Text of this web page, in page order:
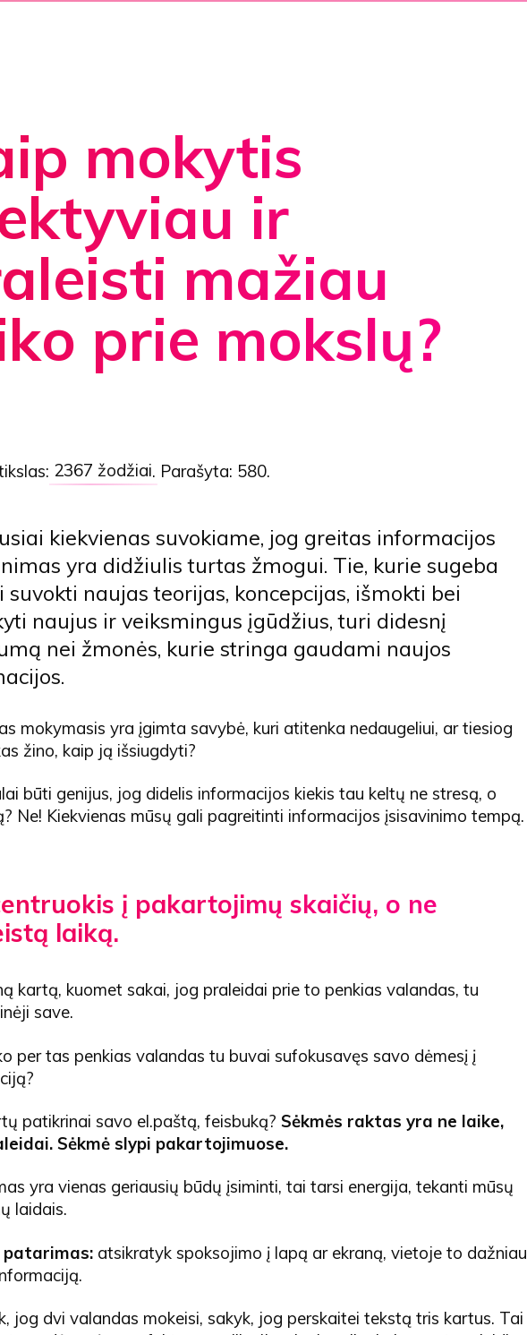
mokytis
ir
mažiau
prie mokslų?
2367 žodžiai. Parašyta: 580.
kiekvienas suvokiame, jog greitas informacijos
yra didžiulis turtas žmogui. Tie, kurie sugeba
suvokti naujas teorijas, koncepcijas, išmokti bei
naujus ir veiksmingus įgūdžius, turi didesnį
nei žmonės, kurie stringa gaudami naujos
mokymasis yra įgimta savybė, kuri atitenka nedaugeliui, ar tiesiog
žino, kaip ją išsiugdyti?
būti genijus, jog didelis informacijos kiekis tau keltų ne stresą, o
Ne! Kiekvienas mūsų gali pagreitinti informacijos įsisavinimo tempą.
į pakartojimų skaičių, o ne
laiką.
kartą, kuomet sakai, jog praleidai prie to penkias valandas, tu
save.
per tas penkias valandas tu buvai sufokusavęs savo dėmesį į
patikrinai savo el.paštą, feisbuką? Sėkmės raktas yra ne laike,
Sėkmėslypi pakartojimuose.
yra vienas geriausių būdų įsiminti, tai tarsi energija, tekanti mūsų
laidais.
patarimas:atsikratyk spoksojimo į lapą ar ekraną, vietoje to dažniau
jog dvi valandas mokeisi, sakyk, jog perskaitei tekstą tris kartus. Tai